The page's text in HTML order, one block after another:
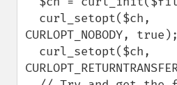
CURLOPT_NOBODY, true);